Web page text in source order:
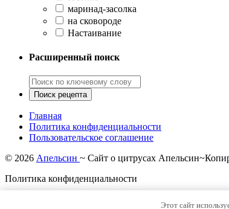
маринад-засолка
на сковороде
Настаивание
Расширенный поиск
Главная
Политика конфиденциальности
Пользовательское соглашение
© 2026 Апельсин ~ Сайт о цитрусах
Политика конфиденциальности
Этот сайт